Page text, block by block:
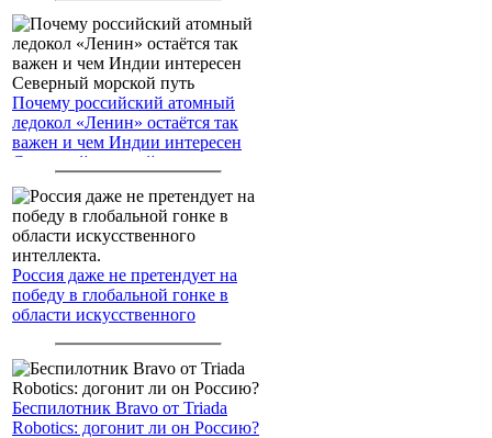
Почему российский атомный
ледокол «Ленин» остаётся так
важен и чем Индии интересен
Северный морской путь
Россия даже не претендует на
победу в глобальной гонке в
области искусственного
Беспилотник Bravo от Triada
Robotics: догонит ли он Россию?